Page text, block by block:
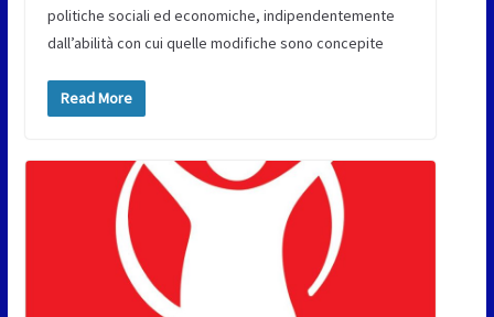
politiche sociali ed economiche, indipendentemente
dall’abilità con cui quelle modifiche sono concepite
Read More